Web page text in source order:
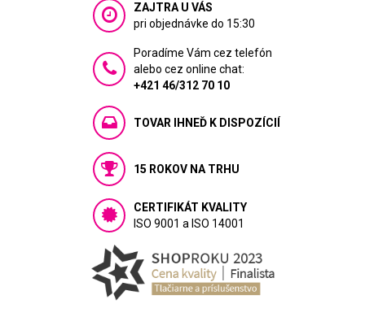
ZAJTRA U VÁS
pri objednávke do 15:30
Poradíme Vám cez telefón
alebo cez online chat:
+421 46/312 70 10
TOVAR IHNEĎ K DISPOZÍCIÍ
15 ROKOV NA TRHU
CERTIFIKÁT KVALITY
ISO 9001 a ISO 14001